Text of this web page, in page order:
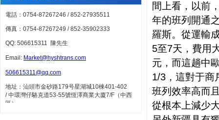
電話：0754-87267246 /852-27935511
傳真：0754-87267249 /852-35902333
QQ: 506615311 陳先生
Email: Market@hyshtrans.com
506615311@qq.com
地址：汕頭市金砂路179号星湖城10棟401-402
/中環灣仔駱克道53-55號恆澤商業大廈7/F（中西
區）
間上看，以前
年的班列開通
羅斯。從運輸
5至7天，費用
元，而這趟中
1/3，這對于商
班列效率高而
從根本上減少